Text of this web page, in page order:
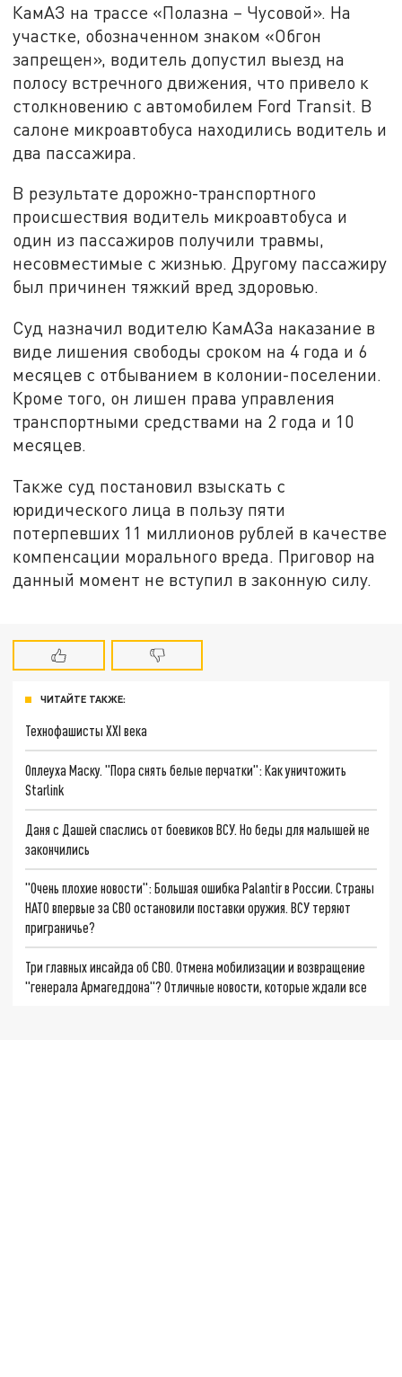
КамАЗ на трассе «Полазна – Чусовой». На
участке, обозначенном знаком «Обгон
запрещен», водитель допустил выезд на
полосу встречного движения, что привело к
столкновению с автомобилем Ford Transit. В
салоне микроавтобуса находились водитель и
два пассажира.
В результате дорожно-транспортного
происшествия водитель микроавтобуса и
один из пассажиров получили травмы,
несовместимые с жизнью. Другому пассажиру
был причинен тяжкий вред здоровью.
Суд назначил водителю КамАЗа наказание в
виде лишения свободы сроком на 4 года и 6
месяцев с отбыванием в колонии-поселении.
Кроме того, он лишен права управления
транспортными средствами на 2 года и 10
месяцев.
Также суд постановил взыскать с
юридического лица в пользу пяти
потерпевших 11 миллионов рублей в качестве
компенсации морального вреда. Приговор на
данный момент не вступил в законную силу.
ЧИТАЙТЕ ТАКЖЕ:
Технофашисты XXI века
Оплеуха Маску. "Пора снять белые перчатки": Как уничтожить
Starlink
Даня с Дашей спаслись от боевиков ВСУ. Но беды для малышей не
закончились
"Очень плохие новости": Большая ошибка Palantir в России. Страны
НАТО впервые за СВО остановили поставки оружия. ВСУ теряют
приграничье?
Три главных инсайда об СВО. Отмена мобилизации и возвращение
"генерала Армагеддона"? Отличные новости, которые ждали все